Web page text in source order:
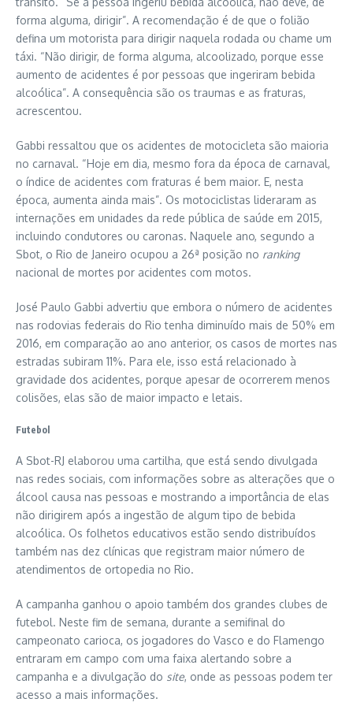
forma alguma, dirigir”. A recomendação é de que o folião
defina um motorista para dirigir naquela rodada ou chame um
táxi. “Não dirigir, de forma alguma, alcoolizado, porque esse
aumento de acidentes é por pessoas que ingeriram bebida
alcoólica”. A consequência são os traumas e as fraturas,
acrescentou.
Gabbi ressaltou que os acidentes de motocicleta são maioria
no carnaval. “Hoje em dia, mesmo fora da época de carnaval,
o índice de acidentes com fraturas é bem maior. E, nesta
época, aumenta ainda mais”. Os motociclistas lideraram as
internações em unidades da rede pública de saúde em 2015,
incluindo condutores ou caronas. Naquele ano, segundo a
Sbot, o Rio de Janeiro ocupou a 26ª posição no ranking
nacional de mortes por acidentes com motos.
José Paulo Gabbi advertiu que embora o número de acidentes
nas rodovias federais do Rio tenha diminuído mais de 50% em
2016, em comparação ao ano anterior, os casos de mortes nas
estradas subiram 11%. Para ele, isso está relacionado à
gravidade dos acidentes, porque apesar de ocorrerem menos
colisões, elas são de maior impacto e letais.
Futebol
A Sbot-RJ elaborou uma cartilha, que está sendo divulgada
nas redes sociais, com informações sobre as alterações que o
álcool causa nas pessoas e mostrando a importância de elas
não dirigirem após a ingestão de algum tipo de bebida
alcoólica. Os folhetos educativos estão sendo distribuídos
também nas dez clínicas que registram maior número de
atendimentos de ortopedia no Rio.
A campanha ganhou o apoio também dos grandes clubes de
futebol. Neste fim de semana, durante a semifinal do
campeonato carioca, os jogadores do Vasco e do Flamengo
entraram em campo com uma faixa alertando sobre a
campanha e a divulgação do site, onde as pessoas podem ter
acesso a mais informações.